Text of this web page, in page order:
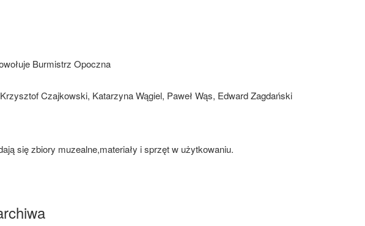
Burmistrz Opoczna
Czajkowski, Katarzyna Wągiel, Paweł Wąs, Edward Zagdański
się zbiory muzealne,materiały i sprzęt w użytkowaniu.